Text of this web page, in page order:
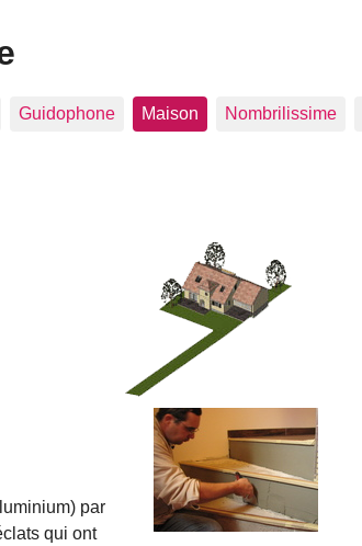
Guidophone Maison Nombrilissime
par
qui ont